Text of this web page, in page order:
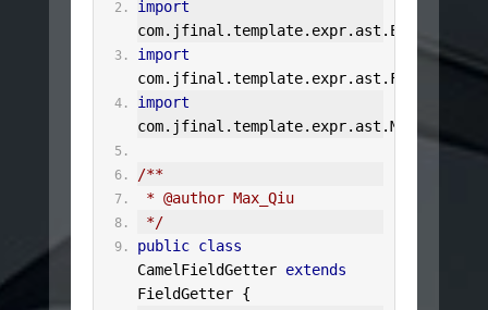
import
com. jfinal .template. expr. ast . ExprList
import
com. jfinal .template. expr. ast . FieldGetter
import
com. jfinal .template. expr. ast .MethodKit
/**
* @author Max_Qiu
*/
public class
CamelFieldGetter extends
FieldGetter {